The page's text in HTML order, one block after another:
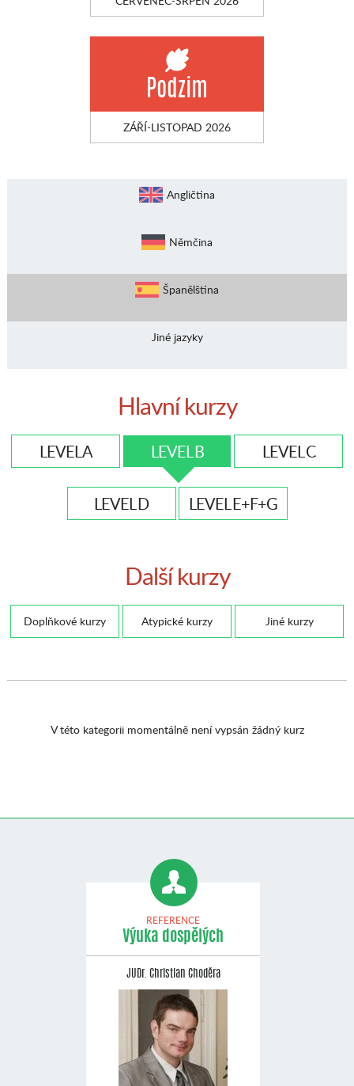
Podzim
ZÁŘÍ-LISTOPAD 2026
Angličtina
Němčina
Španělština
Jiné jazyky
Hlavní kurzy
LEVEL A LEVEL B LEVEL C
LEVEL D LEVEL E+F+G
Další kurzy
Doplňkové kurzy Atypické kurzy Jiné kurzy
V této kategorii momentálně není vypsán žádný kurz
REFERENCE
Výuka dospělých
JUDr. Christian Choděra